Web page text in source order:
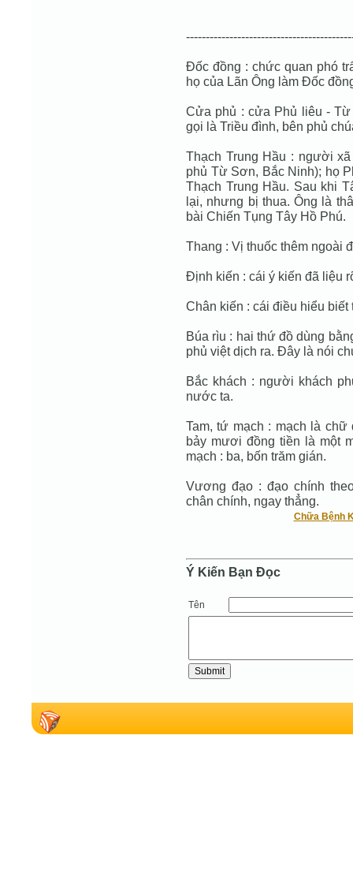
Đốc đồng : chức quan phó
họ của Lãn Ông làm Đốc
Cửa phủ : cửa Phủ liêu - Từ
gọi là Triều đình, bên phủ
Thạch Trung Hầu : người
phủ Từ Sơn, Bắc Ninh); họ
Thạch Trung Hầu. Sau khi
lại, nhưng bị thua. Ông là
bài Chiến Tụng Tây Hồ Phú.
Thang : Vị thuốc thêm ngoài
Định kiến : cái ý kiến đã liệu
Chân kiến : cái điều hiểu
Búa rìu : hai thứ đồ dùng
phủ việt dịch ra. Đây là nói
Bắc khách : người khách
nước ta.
Tam, tứ mạch : mạch là
bảy mươi đồng tiền là một
mạch : ba, bốn trăm gián.
Vương đạo : đạo chính
chân chính, ngay thẳng.
Chữa Bệnh
Ý Kiến Bạn Ðọc
Tên